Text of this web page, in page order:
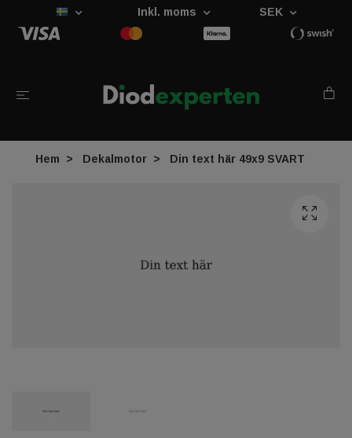
Inkl. moms SEK
Hem Dekalmotor Din text här 49x9 SVART